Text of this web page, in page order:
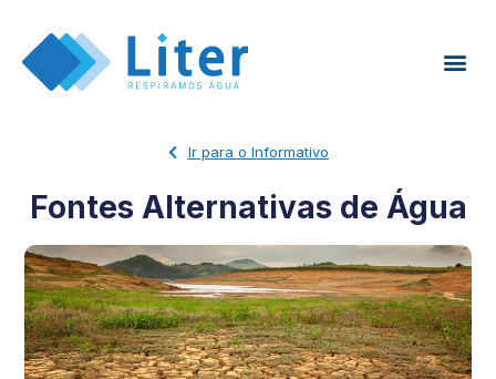
Ir para o Informativo
Fontes Alternativas de Água